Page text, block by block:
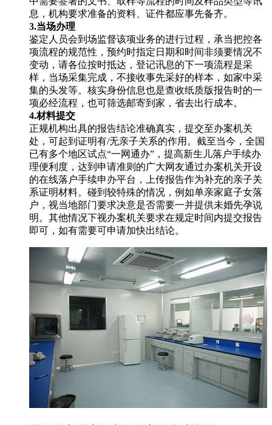
息，机构要求准备的资料、证件都应事先备齐。
3.当场办理
鉴定人员会到场监督该项业务的进行过程，承当把控各
项流程的规范性，预约时指定日期和时间非须要情况不
变动，请各位按时抵达，登记讯息的下一项流程是采
样，当场采集完成，不接收事先采好的样本，如家中采
集的头发等。核实身份信息也是查收纸质版报告时的一
项必经流程，也可筛选邮寄到家，省去出行成本。
4.材料提交
正规机构出具的报告结论准确真实，提交至办案机关
处，可起到证明有/无亲子关系的作用。截至当今，全国
已有多个地区试点“一网通办”，提高新生儿落户手续办
理便利度，达到申请准则的广大网友通过办案机关开设
的在线落户手续申办平台，上传报告作为补充的亲子关
系证明材料。碰到较特殊的情况，例如单亲家庭子女落
户，视当地部门要求决意是否需要一并提供未婚先孕说
明。其他情况下视办案机关要求在规定时间内提交报告
即可，如有需要可申请加快出结论。